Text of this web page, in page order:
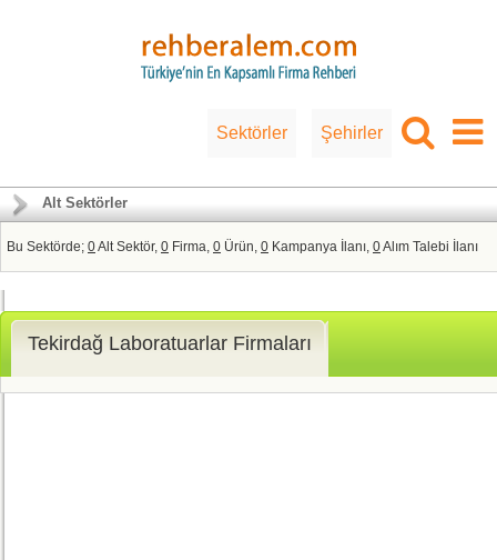
Sektörler Şehirler
Alt Sektörler
Bu Sektörde; 0Alt Sektör, 0 Firma, 0 Ürün, 0 Kampanya İlanı, 0Alım Talebi İlanı
Tekirdağ Laboratuarlar Firmaları